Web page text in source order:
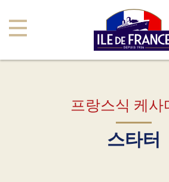
Toggle
navigation
프랑스식 케사
스타터